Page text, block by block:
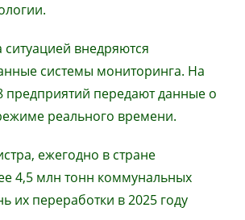
ситуацией внедряются
системы мониторинга. На
предприятий передают данные о
реального времени.
ежегодно в стране
4,5 млн тонн коммунальных
их переработки в 2025 году